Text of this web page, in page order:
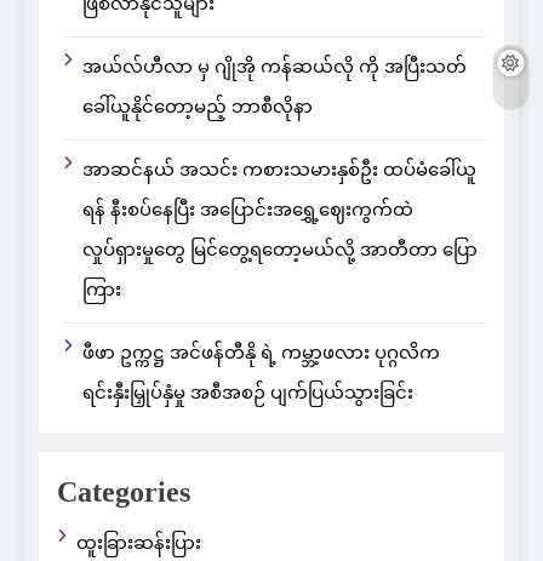
ဖြစ်လာနိုင်သူများ
အယ်လ်ဟီလာ မှ ဂျိုအို ကန်ဆယ်လို ကို အပြီးသတ်
ခေါ်ယူနိုင်တော့မည့် ဘာစီလိုနာ
အာဆင်နယ် အသင်း ကစားသမားနှစ်ဦး ထပ်မံခေါ်ယူ
ရန် နီးစပ်နေပြီး အပြောင်းအရွှေ့ဈေးကွက်ထဲ
လှုပ်ရှားမှုတွေ မြင်တွေ့ရတော့မယ်လို့ အာတီတာ ပြော
ကြား
ဖီဖာ ဥက္ကဋ္ဌ အင်ဖန်တီနို ရဲ့ ကမ္ဘာ့ဖလား ပုဂ္ဂလိက
ရင်းနှီးမြှုပ်နှံမှု အစီအစဉ် ပျက်ပြယ်သွားခြင်း
Categories
ထူးခြားဆန်းပြား